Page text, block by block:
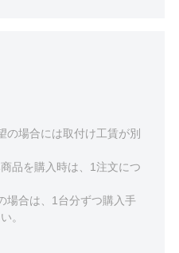
の場合には取付け工賃が別
品を購入時は、1注文につ
場合は、1台分ずつ購入手
。